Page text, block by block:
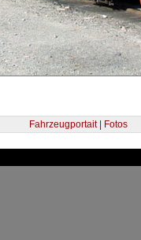
Fahrzeugportait | Fotos